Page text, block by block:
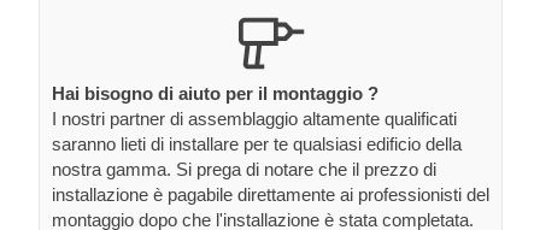
Hai bisogno di aiuto per il montaggio ?
I nostri partner di assemblaggio altamente qualificati
saranno lieti di installare per te qualsiasi edificio della
nostra gamma. Si prega di notare che il prezzo di
installazione è pagabile direttamente ai professionisti del
montaggio dopo che l'installazione è stata completata.